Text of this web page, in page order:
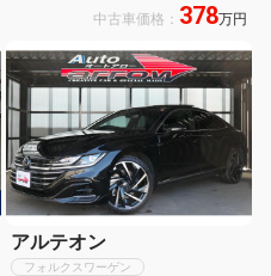
フ/ハーマンカードン/バーチャルコッ
ラ/LEDヘッドライト/純正20AW/Pト
ランク/ACC
中古車価格： 378万円
アルテオン
フォルクスワーゲン